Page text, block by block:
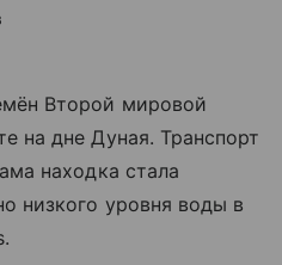
Второй мировой
на дне Дуная. Транспорт
находка стала
низкого уровня воды в